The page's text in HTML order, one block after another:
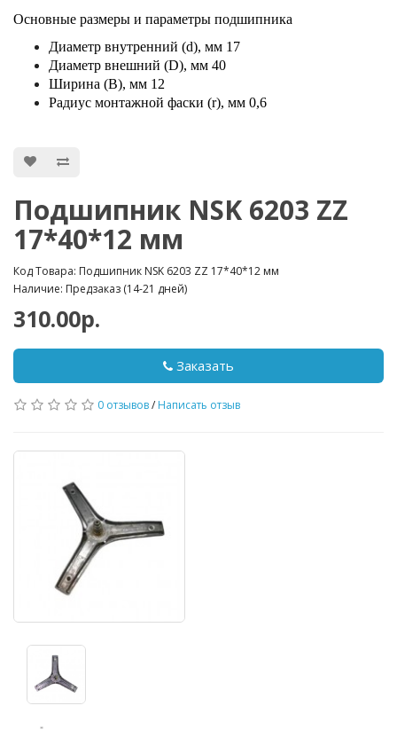
Основные размеры и параметры подшипника
Диаметр внутренний (d), мм 17
Диаметр внешний (D), мм 40
Ширина (В), мм 12
Радиус монтажной фаски (r), мм 0,6
Подшипник NSK 6203 ZZ
17*40*12 мм
Код Товара: Подшипник NSK 6203 ZZ 17*40*12 мм
Наличие: Предзаказ (14-21 дней)
310.00р.
Заказать
0 отзывов/ Написать отзыв